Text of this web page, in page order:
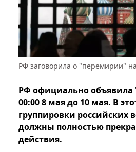
РФ заговорила о "перемирии"
РФ официально объявила
00:00 8 мая до 10 мая. В
группировки российских
должны полностью
действия.